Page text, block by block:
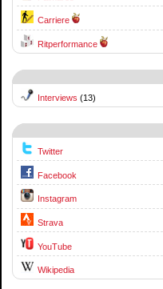
Carriere
Ritperformance
Interviews (13)
Twitter
Facebook
Instagram
Strava
YouTube
Wikipedia